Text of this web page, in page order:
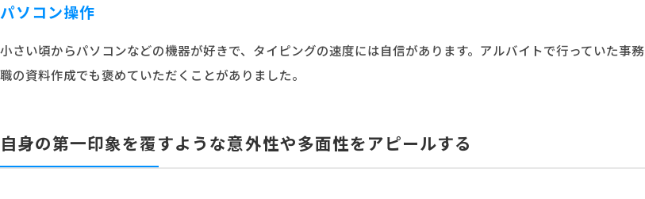
パソコン操作
小さい頃からパソコンなどの機器が好きで、タイピングの速度には自信があります。アルバイトで行っていた事務
職の資料作成でも褒めていただくことがありました。
自身の第一印象を覆すような意外性や多面性をアピールする